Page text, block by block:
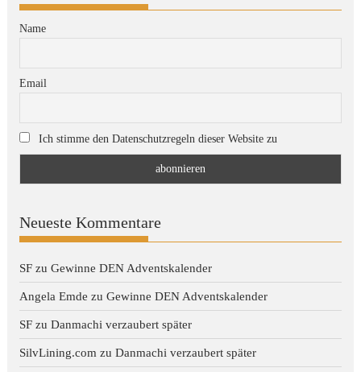
Name
Email
Ich stimme den Datenschutzregeln dieser Website zu
Neueste Kommentare
SF zuGewinne DEN Adventskalender
Angela Emde zuGewinne DEN Adventskalender
SF zuDanmachi verzaubert später
SilvLining.com zuDanmachi verzaubert später